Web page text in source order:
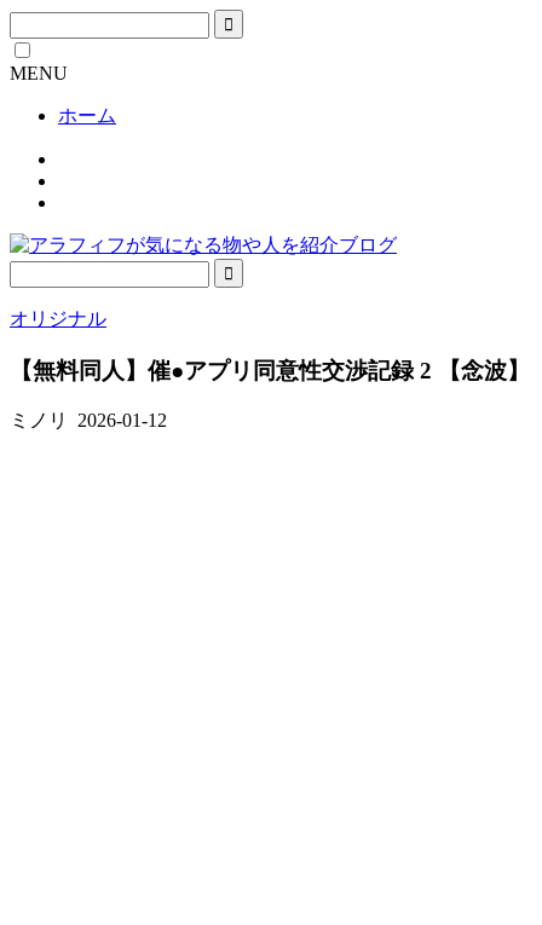
MENU
ホーム
オリジナル
【無料同人】催●アプリ同意性交渉記録 2 【念波】
ミノリ 2026-01-12